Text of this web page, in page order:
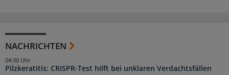
NACHRICHTEN
Pilzkeratitis: CRISPR-Test hilft bei unklaren Verdachtsfällen
04:30 Uhr